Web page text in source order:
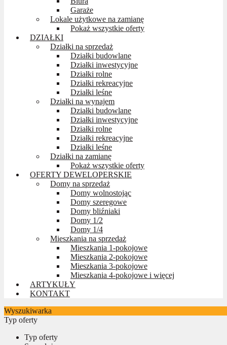
Garaże
Lokale użytkowe na zamianę
Pokaż wszystkie oferty
DZIAŁKI
Działki na sprzedaż
Działki budowlane
Działki inwestycyjne
Działki rolne
Działki rekreacyjne
Działki leśne
Działki na wynajem
Działki budowlane
Działki inwestycyjne
Działki rolne
Działki rekreacyjne
Działki leśne
Działki na zamianę
Pokaż wszystkie oferty
OFERTY DEWELOPERSKIE
Domy na sprzedaż
Domy wolnostojąc
Domy szeregowe
Domy bliźniaki
Domy 1/2
Domy 1/4
Mieszkania na sprzedaż
Mieszkania 1-pokojowe
Mieszkania 2-pokojowe
Mieszkania 3-pokojowe
Mieszkania 4-pokojowe i więcej
ARTYKUŁY
KONTAKT
Wyszukiwarka
Typ oferty
Typ oferty